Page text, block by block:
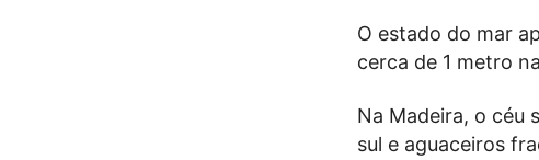
O estado do mar
cerca de 1 metro
Na Madeira, o céu
sul e aguaceiros